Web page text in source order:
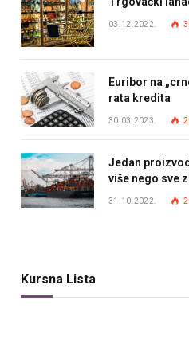
03.12.2022.
Euribor na
rata kredita
30.03.2023.
Jedan
više nego sve
31.10.2022.
Kursna Lista